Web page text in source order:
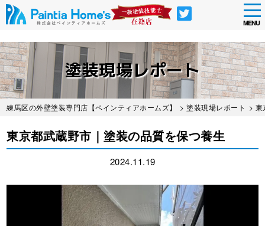
Skip
to
main
content
MENU
塗装現場レポート
練馬区の外壁塗装専門店【ペインティアホームズ】 >塗装現場レポート >
東京都武蔵野市｜塗装の品質を保つ養生
2024.11.19